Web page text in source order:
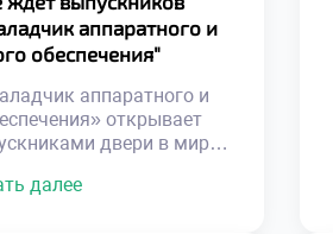
аппаратного и
обеспечения"
аппаратного и
открывает
двери в мир
и оптимизации систем,
далее